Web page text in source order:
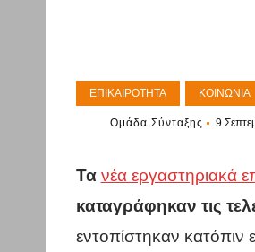
ΕΠΙΚΑΙΡΌΤΗΤΑ ΚΟΙΝΩΝΊΑ
Ομάδα Σύνταξης 9
Τα νέα εργαστηριακά
καταγράφηκαν τις
εντοπίστηκαν κατόπιν